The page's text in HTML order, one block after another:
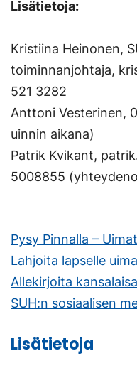
Lisätietoja:
Kristiina Heinonen,
toiminnanjohtaja,
521 3282
Anttoni Vesterinen,
uinnin aikana)
Patrik Kvikant,
5008855
Pysy Pinnalla –
Lahjoita lapselle
Allekirjoita
SUH:n sosiaalisen
Lisätietoja